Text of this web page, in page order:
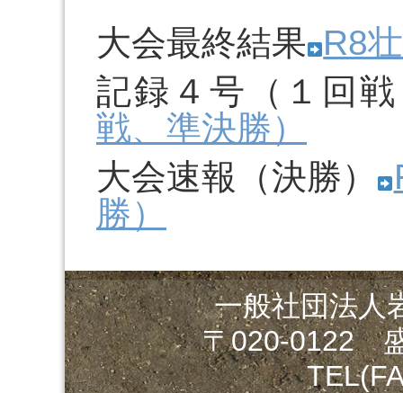
大会最終結果 R8
記録４号（１回
戦、準決勝）
大会速報（決勝）
勝）
一般社団法人
〒020-0122